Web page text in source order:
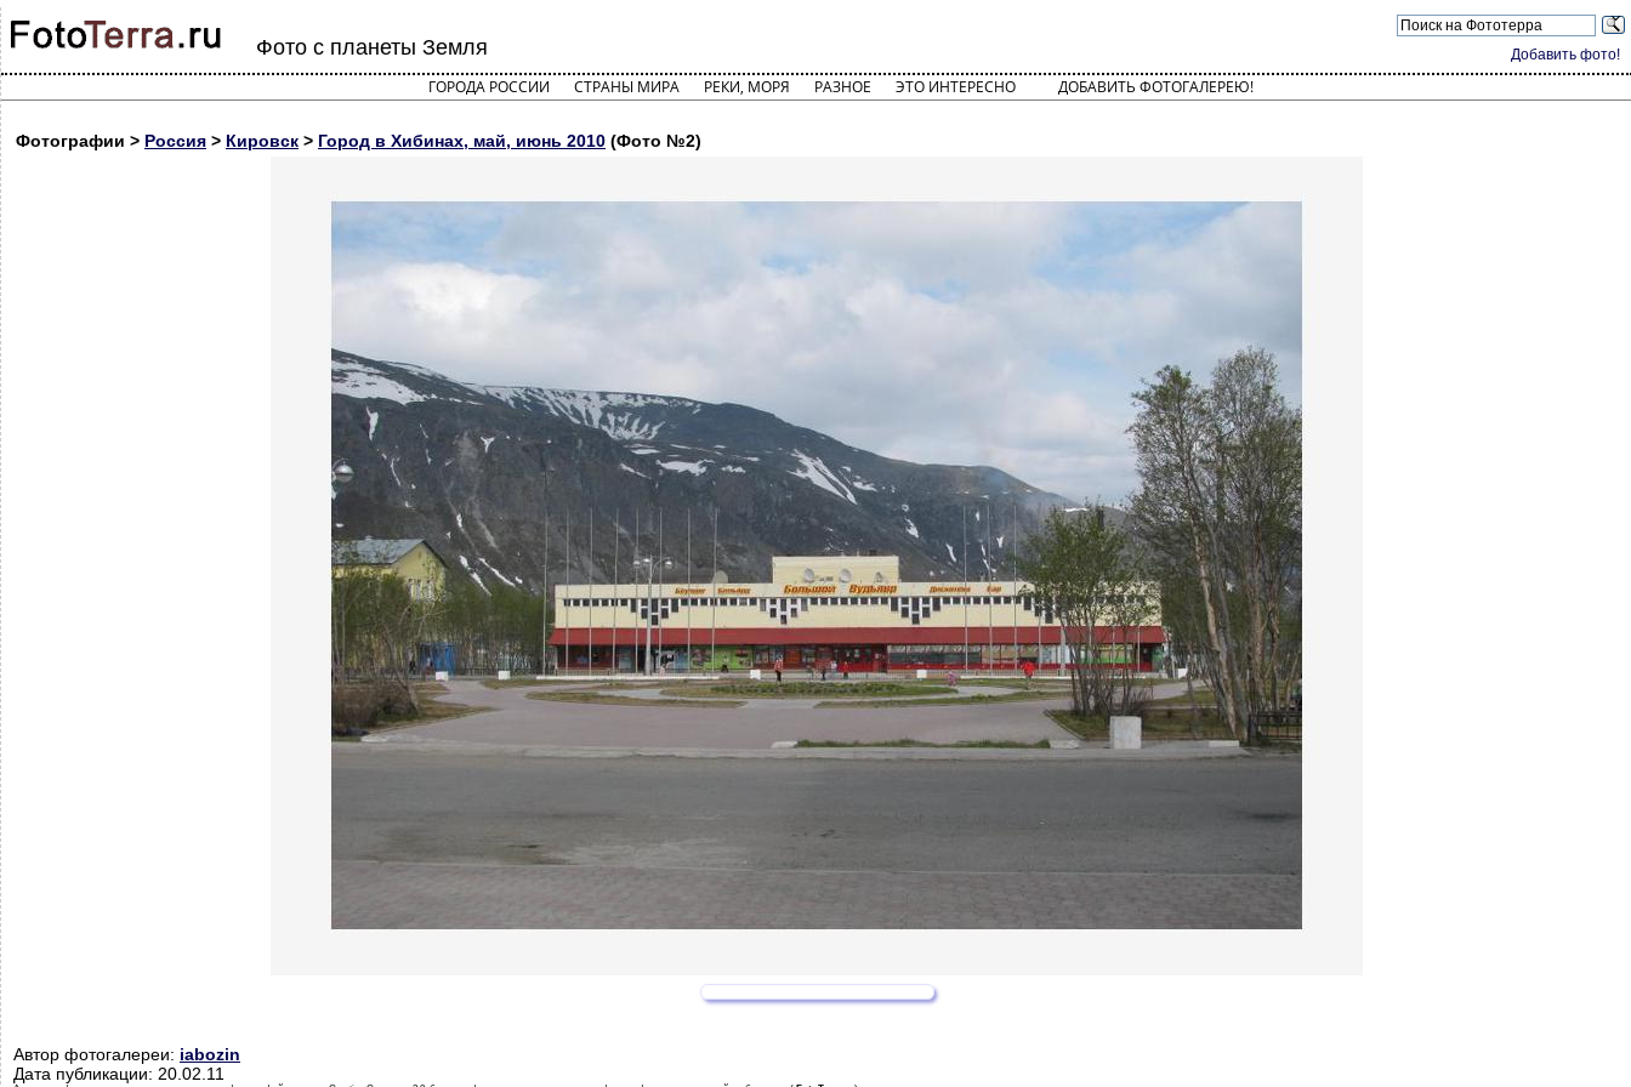
Добавить фото!
Фото с планеты Земля
ГОРОДА РОССИИ СТРАНЫ МИРА РЕКИ, МОРЯ РАЗНОЕ ЭТО ИНТЕРЕСНО ДОБАВИТЬ ФОТОГАЛЕРЕЮ!
Фотографии > Россия > Кировск > Город в Хибинах, май, июнь 2010 (Фото №2)
Автор фотогалереи: iabozin
Дата публикации: 20.02.11